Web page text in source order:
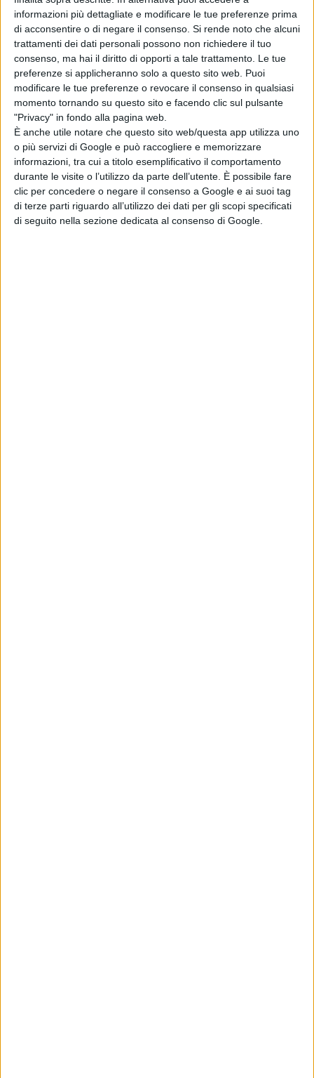
informazioni più dettagliate e modificare le tue preferenze prima
di acconsentire o di negare il consenso. Si rende noto che alcuni
trattamenti dei dati personali possono non richiedere il tuo
consenso, ma hai il diritto di opporti a tale trattamento. Le tue
preferenze si applicheranno solo a questo sito web. Puoi
modificare le tue preferenze o revocare il consenso in qualsiasi
momento tornando su questo sito e facendo clic sul pulsante
"Privacy" in fondo alla pagina web.
È anche utile notare che questo sito web/questa app utilizza uno
o più servizi di Google e può raccogliere e memorizzare
informazioni, tra cui a titolo esemplificativo il comportamento
durante le visite o l’utilizzo da parte dell’utente. È possibile fare
clic per concedere o negare il consenso a Google e ai suoi tag
di terze parti riguardo all’utilizzo dei dati per gli scopi specificati
di seguito nella sezione dedicata al consenso di Google.